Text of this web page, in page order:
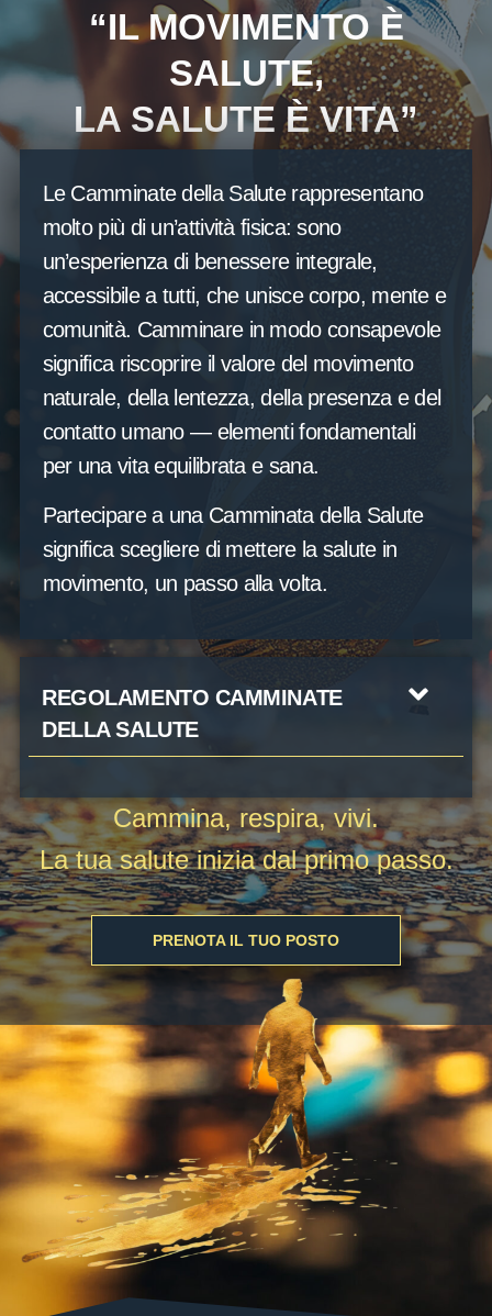
“IL MOVIMENTO È
SALUTE,
LA SALUTE È VITA”
Le Camminate della Salute rappresentano
molto più di un’attività fisica: sono
un’esperienza di benessere integrale,
accessibile a tutti, che unisce corpo, mente e
comunità. Camminare in modo consapevole
significa riscoprire il valore del movimento
naturale, della lentezza, della presenza e del
contatto umano — elementi fondamentali
per una vita equilibrata e sana.
Partecipare a una Camminata della Salute
significa scegliere di mettere la salute in
movimento, un passo alla volta.
REGOLAMENTO CAMMINATE
DELLA SALUTE
Cammina, respira, vivi.
La tua salute inizia dal primo passo.
PRENOTA IL TUO POSTO